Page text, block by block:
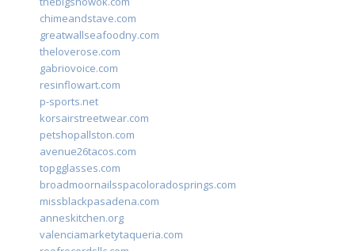
chimeandstave.com
greatwallseafoodny.com
theloverose.com
gabriovoice.com
resinflowart.com
p-sports.net
korsairstreetwear.com
petshopallston.com
avenue26tacos.com
topgglasses.com
broadmoornailsspacoloradosprings.com
missblackpasadena.com
anneskitchen.org
valenciamarketytaqueria.com